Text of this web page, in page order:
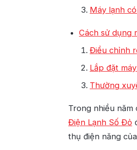
Máy lạnh
Cách sử dụng
Điều chỉnh
Lắp đặt
Thường
Trong nhiều
Điện Lạnh Số Đỏ
thụ điện năng